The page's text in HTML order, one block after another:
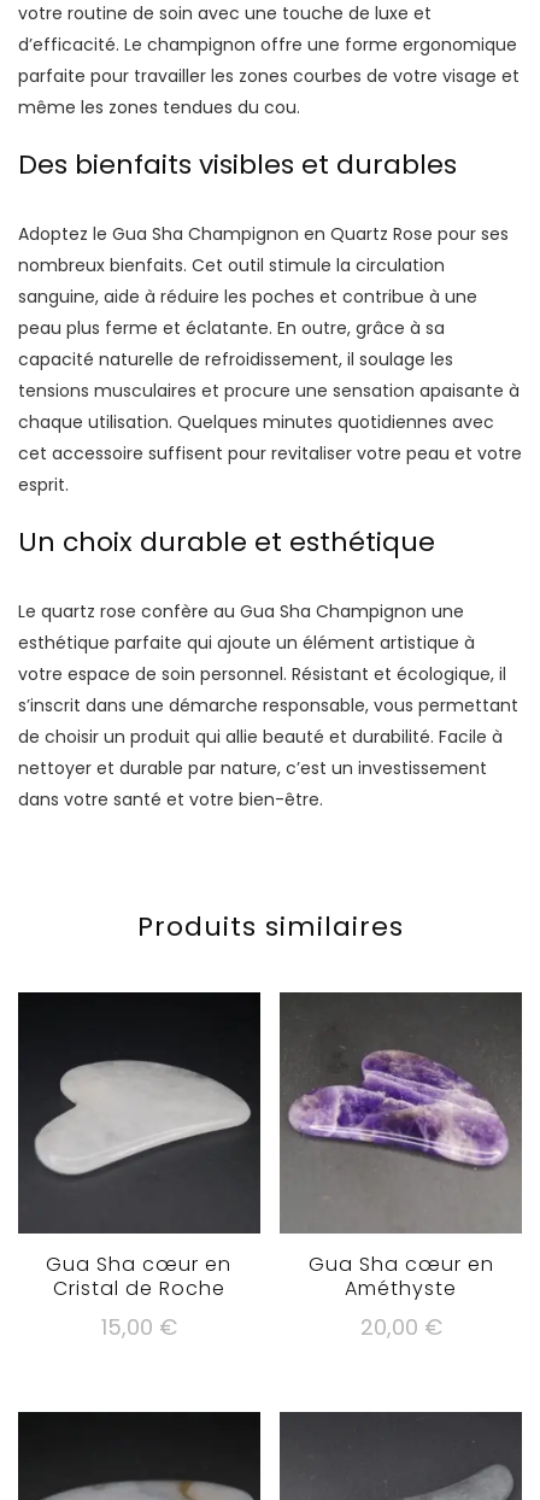
votre routine de soin avec une touche de luxe et
d’efficacité. Le champignon offre une forme ergonomique
parfaite pour travailler les zones courbes de votre visage et
même les zones tendues du cou.
Des bienfaits visibles et durables
Adoptez le Gua Sha Champignon en Quartz Rose pour ses
nombreux bienfaits. Cet outil stimule la circulation
sanguine, aide à réduire les poches et contribue à une
peau plus ferme et éclatante. En outre, grâce à sa
capacité naturelle de refroidissement, il soulage les
tensions musculaires et procure une sensation apaisante à
chaque utilisation. Quelques minutes quotidiennes avec
cet accessoire suffisent pour revitaliser votre peau et votre
esprit.
Un choix durable et esthétique
Le quartz rose confère au Gua Sha Champignon une
esthétique parfaite qui ajoute un élément artistique à
votre espace de soin personnel. Résistant et écologique, il
s’inscrit dans une démarche responsable, vous permettant
de choisir un produit qui allie beauté et durabilité. Facile à
nettoyer et durable par nature, c’est un investissement
dans votre santé et votre bien-être.
Produits similaires
Gua Sha cœur en
Cristal de Roche
15,00 €
Gua Sha cœur en
Améthyste
20,00 €